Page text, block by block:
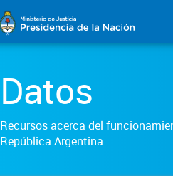
Datos
Recursos acerca del
República Argentina.